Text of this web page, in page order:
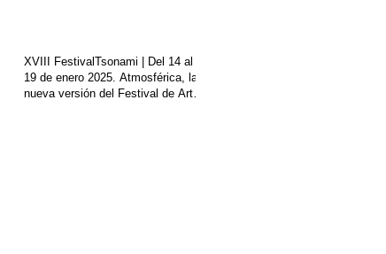
XVIII FestivalTsonami | Del 14 al
19 de enero 2025. Atmosférica, la
nueva versión del Festival de Arte